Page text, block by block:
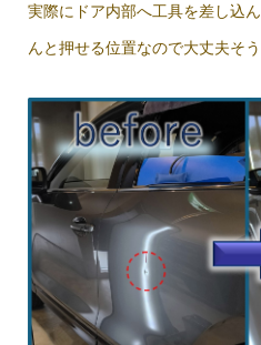
実際にドア内部へ工具を差し込
んと押せる位置なので大丈夫そう